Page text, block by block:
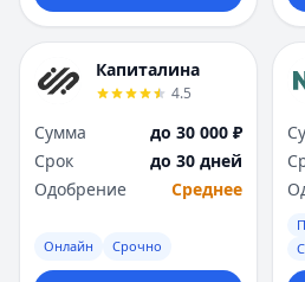
Капиталина
4.5
Сумма
до 30 000 ₽
Срок
до 30 дней
Одобрение
Среднее
Онлайн Срочно